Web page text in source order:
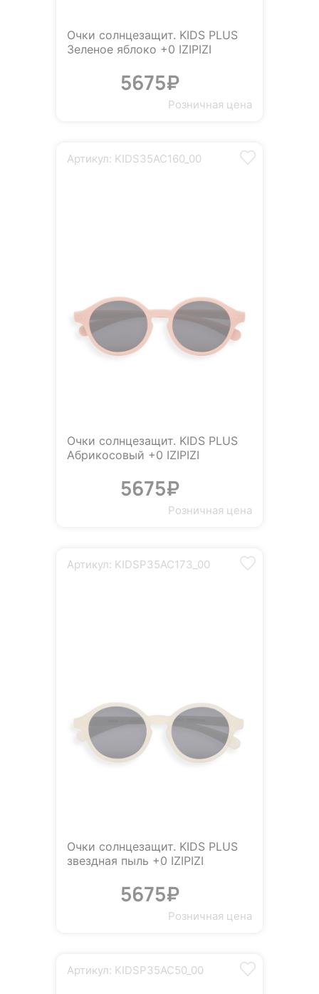
Очки солнцезащит. KIDS PLUS
Зеленое яблоко +0 IZIPIZI
5675₽
Розничная цена
Артикул: KIDS35AC160_00
Очки солнцезащит. KIDS PLUS
Абрикосовый +0 IZIPIZI
5675₽
Розничная цена
Артикул: KIDSP35AC173_00
Очки солнцезащит. KIDS PLUS
звездная пыль +0 IZIPIZI
5675₽
Розничная цена
Артикул: KIDSP35AC50_00